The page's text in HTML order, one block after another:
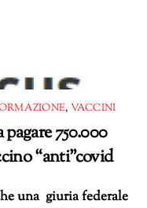
, VACCINI
750.000
“anti”covid
una giuria federale